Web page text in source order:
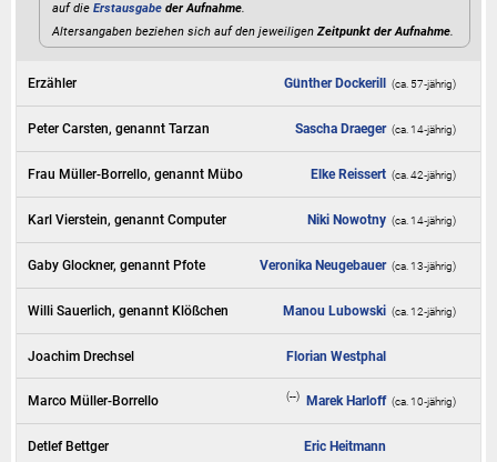
auf dieErstausgabe der Aufnahme.
Altersangaben beziehen sich auf den jeweiligenZeitpunkt der Aufnahme.
Erzähler Günther Dockerill (ca. 57‑jährig)
Peter Carsten, genannt Tarzan Sascha Draeger (ca. 14‑jährig)
Frau Müller-Borrello, genannt Mübo Elke Reissert (ca. 42‑jährig)
Karl Vierstein, genannt Computer Niki Nowotny (ca. 14‑jährig)
Gaby Glockner, genannt Pfote Veronika Neugebauer (ca. 13‑jährig)
Willi Sauerlich, genannt Klößchen Manou Lubowski (ca. 12‑jährig)
Joachim Drechsel Florian Westphal
Marco Müller-Borrello (--) Marek Harloff (ca. 10‑jährig)
Detlef Bettger Eric Heitmann